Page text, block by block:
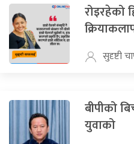
रोइरहेको
सुदृष्टी
बीपीको
युवाको